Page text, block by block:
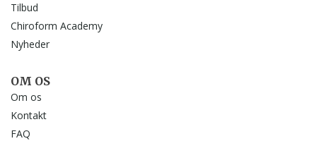
Tilbud
Chiroform Academy
Nyheder
OM OS
Om os
Kontakt
FAQ